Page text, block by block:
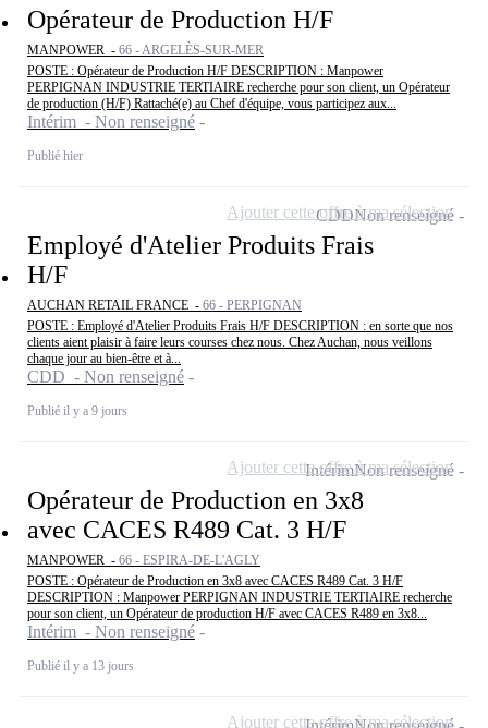
Opérateur de Production H/F
MANPOWER - 66 - ARGELÈS-SUR-MER
POSTE : Opérateur de Production H/F DESCRIPTION : Manpower
PERPIGNAN INDUSTRIE TERTIAIRE recherche pour son client, un Opérateur
de production (H/F) Rattaché(e) au Chef d'équipe, vous participez aux...
Intérim - Non renseigné
Publié hier
Employé d'Atelier Produits Frais
H/F
AUCHAN RETAIL FRANCE - 66 - PERPIGNAN
POSTE : Employé d'Atelier Produits Frais H/F DESCRIPTION : en sorte que nos
clients aient plaisir à faire leurs courses chez nous. Chez Auchan, nous veillons
chaque jour au bien-être et à...
CDD - Non renseigné
Publié il y a 9 jours
CDDNon renseigné
Ajouter cette offre à ma sélection
Opérateur de Production en 3x8
avec CACES R489 Cat. 3 H/F
MANPOWER - 66 - ESPIRA-DE-L'AGLY
POSTE : Opérateur de Production en 3x8 avec CACES R489 Cat. 3 H/F
DESCRIPTION : Manpower PERPIGNAN INDUSTRIE TERTIAIRE recherche
pour son client, un Opérateur de production H/F avec CACES R489 en 3x8...
Intérim - Non renseigné
Publié il y a 13 jours
IntérimNon renseigné
Ajouter cette offre à ma sélection
Ajouter cette offre à ma sélection